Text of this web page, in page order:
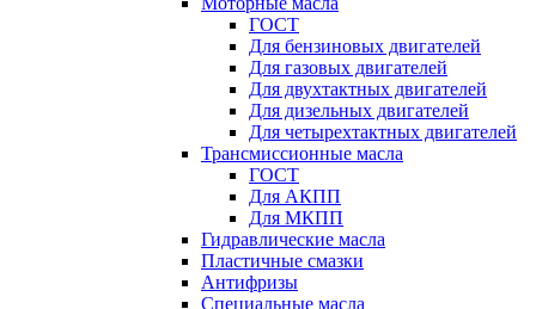
ГОСТ
Для бензиновых двигателей
Для газовых двигателей
Для двухтактных двигателей
Для дизельных двигателей
Для четырехтактных двигателей
Трансмиссионные масла
ГОСТ
Для АКПП
Для МКПП
Гидравлические масла
Пластичные смазки
Антифризы
Специальные масла